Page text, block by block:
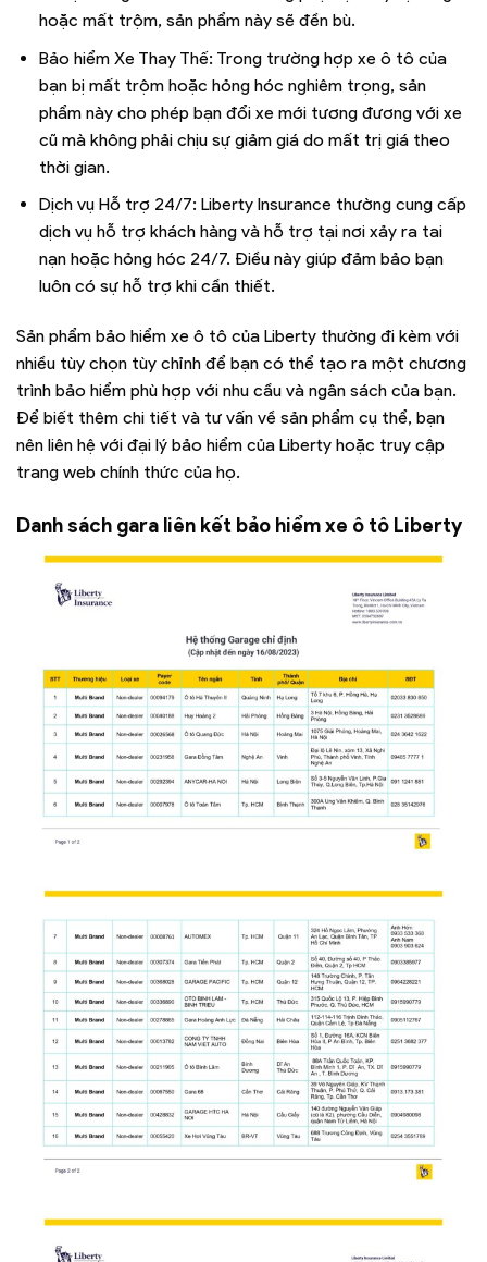
hoặc mất trộm, sản phẩm này sẽ đền bù.
Bảo hiểm Xe Thay Thế: Trong trường hợp xe ô tô của
bạn bị mất trộm hoặc hỏng hóc nghiêm trọng, sản
phẩm này cho phép bạn đổi xe mới tương đương với xe
cũ mà không phải chịu sự giảm giá do mất trị giá theo
thời gian.
Dịch vụ Hỗ trợ 24/7: Liberty Insurance thường cung cấp
dịch vụ hỗ trợ khách hàng và hỗ trợ tại nơi xảy ra tai
nạn hoặc hỏng hóc 24/7. Điều này giúp đảm bảo bạn
luôn có sự hỗ trợ khi cần thiết.
Sản phẩm bảo hiểm xe ô tô của Liberty thường đi kèm với
nhiều tùy chọn tùy chỉnh để bạn có thể tạo ra một chương
trình bảo hiểm phù hợp với nhu cầu và ngân sách của bạn.
Để biết thêm chi tiết và tư vấn về sản phẩm cụ thể, bạn
nên liên hệ với đại lý bảo hiểm của Liberty hoặc truy cập
trang web chính thức của họ.
Danh sách gara liên kết bảo hiểm xe ô tô Liberty